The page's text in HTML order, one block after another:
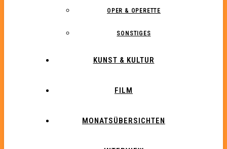
OPER & OPERETTE
SONSTIGES
KUNST & KULTUR
FILM
MONATSÜBERSICHTEN